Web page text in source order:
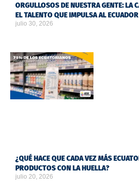
ORGULLOSOS DE NUESTRA GENTE: LA
EL TALENTO QUE IMPULSA AL ECUADOR
julio 30, 2026
¿QUÉ HACE QUE CADA VEZ MÁS
PRODUCTOS CON LA HUELLA?
julio 20, 2026